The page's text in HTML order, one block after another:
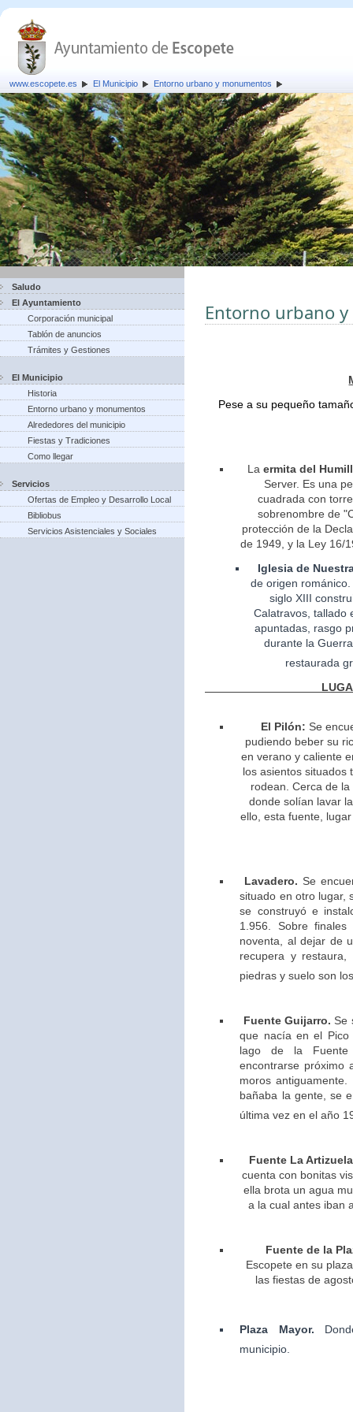
www.escopete.es El Municipio Entorno urbano y monumentos
Saludo
El Ayuntamiento
Corporación municipal
Tablón de anuncios
Trámites y Gestiones
El Municipio
Historia
Entorno urbano y monumentos
Alrededores del municipio
Fiestas y Tradiciones
Como llegar
Servicios
Ofertas de Empleo y Desarrollo Local
Bibliobus
Servicios Asistenciales y Sociales
Entorno urbano
Pese a su pequeño
La ermita del
Server. Es una
cuadrada con
sobrenombre de
protección de la
de 1949, y la Ley 16/
Iglesia de
deorigen
siglo XIII
Calatravos, tallado
apuntadas, rasgo
durante la
restaurada
El Pilón: Se
pudiendo beber su
en verano y caliente
los asientos situados
rodean. Cerca de
donde solían lavar
ello, esta fuente,
Lavadero. Se
situado en otro lugar,
se construyó e
1.956. Sobre
noventa, al dejar de
recupera y restaura,
piedras y suelo son
Fuente Guijarro. Se
que nacía en el
lago de la
encontrarse próximo
moros
bañaba la gente, se
última vez en el año
Fuente La
cuenta con bonitas
ella brota un agua
a la cual antes iban
Fuente de la
Escopete en su
las fiestas de
Plaza Mayor.
municipio.